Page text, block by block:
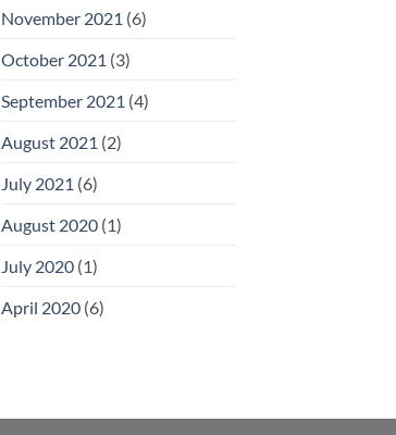
November 2021 (6)
October 2021 (3)
September 2021 (4)
August 2021 (2)
July 2021 (6)
August 2020(1)
July 2020(1)
April 2020(6)